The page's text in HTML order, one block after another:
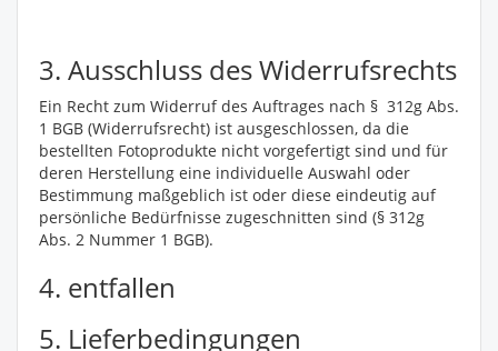
3. Ausschluss des Widerrufsrechts
Ein Recht zum Widerruf des Auftrages nach § 312g Abs.
1 BGB (Widerrufsrecht) ist ausgeschlossen, da die
bestellten Fotoprodukte nicht vorgefertigt sind und für
deren Herstellung eine individuelle Auswahl oder
Bestimmung maßgeblich ist oder diese eindeutig auf
persönliche Bedürfnisse zugeschnitten sind (§ 312g
Abs. 2 Nummer 1 BGB).
4. entfallen
5. Lieferbedingungen